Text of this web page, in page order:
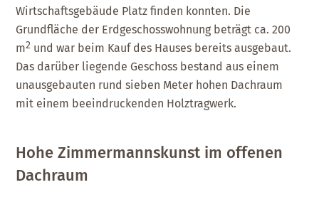
Wirtschaftsgebäude Platz finden konnten. Die
Grundfläche der Erdgeschosswohnung beträgt ca. 200
m2 und war beim Kauf des Hauses bereits ausgebaut.
Das darüber liegende Geschoss bestand aus einem
unausgebauten rund sieben Meter hohen Dachraum
mit einem beeindruckenden Holztragwerk.
Hohe Zimmermannskunst im offenen
Dachraum